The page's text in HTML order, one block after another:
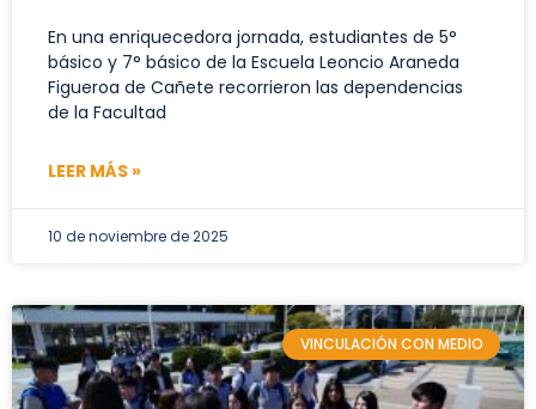
En una enriquecedora jornada, estudiantes de 5°
básico y 7° básico de la Escuela Leoncio Araneda
Figueroa de Cañete recorrieron las dependencias
de la Facultad
LEER MÁS »
10 de noviembre de 2025
VINCULACIÓN CON MEDIO